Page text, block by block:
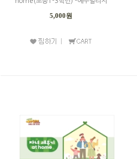
5,000원